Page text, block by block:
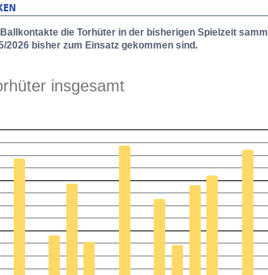
die Torhüter in der bisherigen Spielzeit
2026 bisher zum Einsatz gekommen sind.